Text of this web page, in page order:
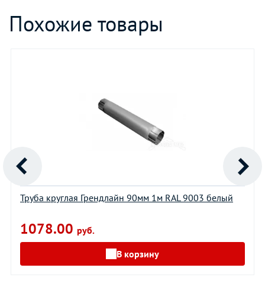
Похожие товары
Труба круглая Грендлайн 90мм 1м RAL 9003 белый
1078.00 руб.
В корзину